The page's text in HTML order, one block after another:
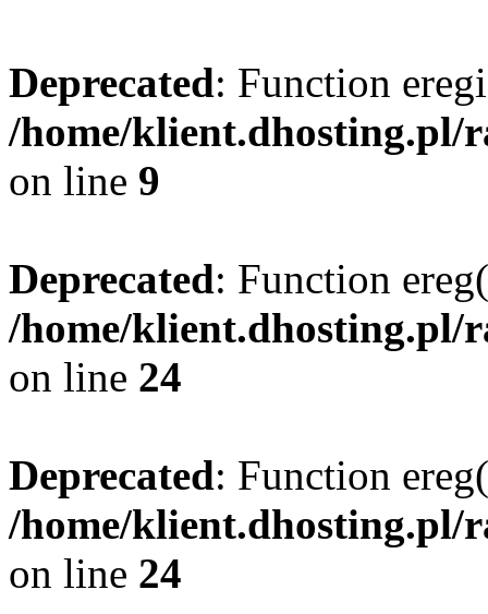
Deprecated: Function
/home/klient.dhosting.pl/
on line 9
Deprecated: Function
/home/klient.dhosting.pl/
on line 24
Deprecated: Function
/home/klient.dhosting.pl/
on line 24